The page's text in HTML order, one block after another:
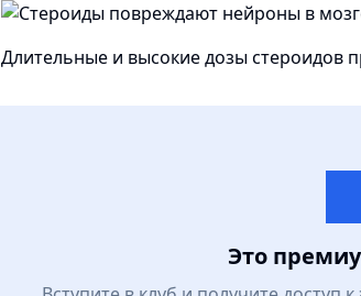
Длительные и высокие дозы стероидов
Это